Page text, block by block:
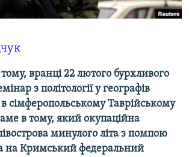
КРИМУ
RL
вранці 22 лютого бурхливого
з політології у географів
сімферопольському Таврійському
в тому, який окупаційна
минулого літа з помпою
на Кримський федеральний